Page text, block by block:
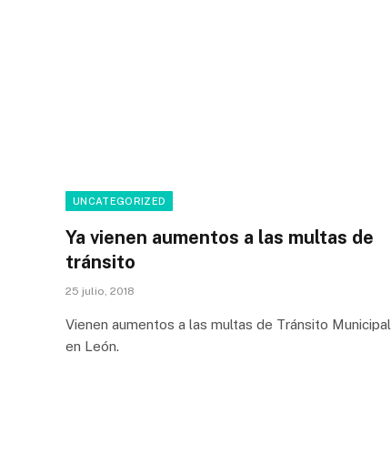
UNCATEGORIZED
Ya vienen aumentos a las multas de
tránsito
25 julio, 2018
Vienen aumentos a las multas de Tránsito Municipal,
en León.